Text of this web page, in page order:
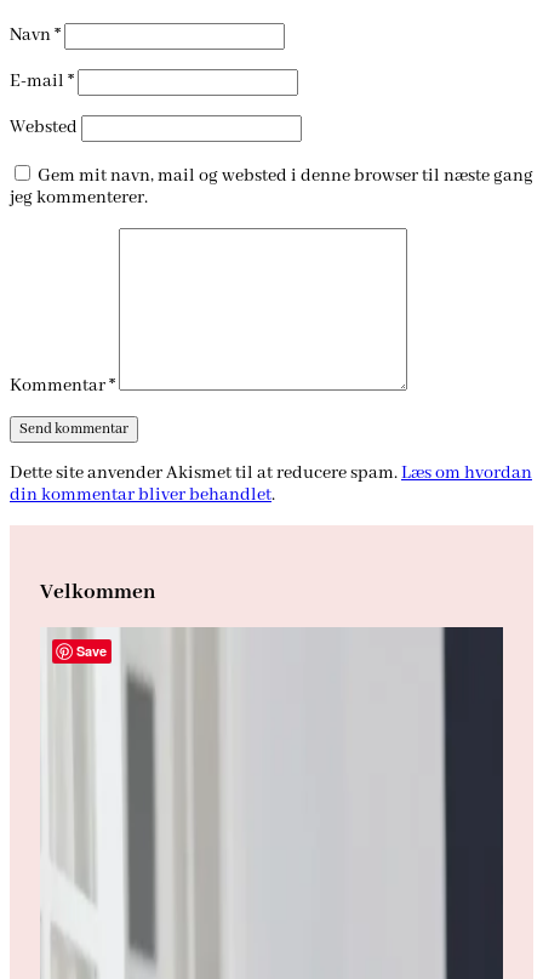
Navn*
E-mail *
Websted
Gem mit navn, mail og websted i denne browser til næste gang
jeg kommenterer.
Kommentar*
Dette site anvender Akismet til at reducere spam.Læs om hvordan
din kommentar bliver behandlet.
Velkommen
Save